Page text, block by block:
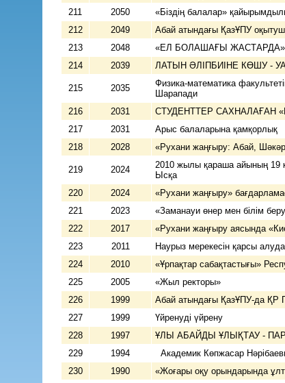
211
2050 «Біздің балалар»
212
2049 Абай атындағы ҚазҰПУ
213
2048 «ЕЛ БОЛАШАҒЫ ЖАСТАРДА»
214
2039 ЛАТЫН ӘЛІПБИІНЕ
215 2035
Физика-математика
Шарапади
216 2031 СТУДЕНТТЕР САХНАЛАҒАН
217
2031 Арыс балаларына қамқорлық
218
2028 «Рухани жаңғыру: Абай,
219 2024
2010 жылы қараша айының 19
Ысқа
220 2024 «Рухани жаңғыру»
221
2023 «Заманауи өнер мен білім
222
2017 «Рухани жаңғыру аясында
223
2011 Наурыз мерекесін қарсы
224
2010 «Ұрпақтар сабақтастығы»
225
2005 «Жыл ректоры»
226
1999 Абай атындағы ҚазҰПУ-да ҚР
227
1999 Үйренуді үйрену
228
1997 ҰЛЫ АБАЙДЫ ҰЛЫҚТАУ
229
1994 Академик Көпжасар
230
1990 «Жоғары оқу орындарында